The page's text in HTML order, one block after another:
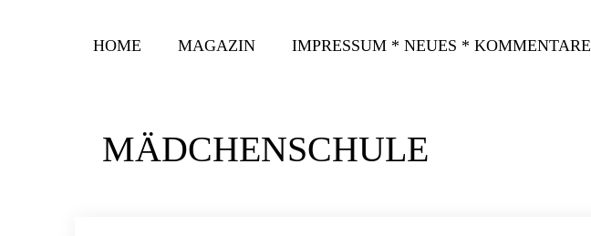
HOME MAGAZIN IMPRESSUM * NEUES * KOMMENTARE
MÄDCHENSCHULE